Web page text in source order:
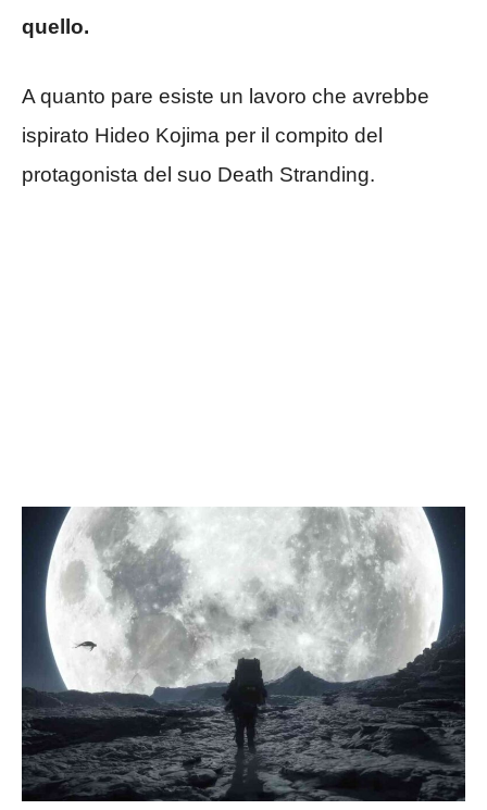
quello.
A quanto pare esiste un lavoro che avrebbe
ispirato Hideo Kojima per il compito del
protagonista del suo Death Stranding.